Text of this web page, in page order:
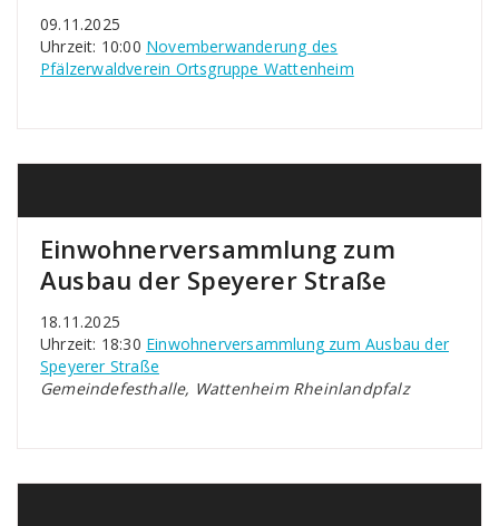
09.11.2025
Uhrzeit: 10:00 Novemberwanderung des
Pfälzerwaldverein Ortsgruppe Wattenheim
Einwohnerversammlung zum
Ausbau der Speyerer Straße
18.11.2025
Uhrzeit: 18:30 Einwohnerversammlung zum Ausbau der
Speyerer Straße
Gemeindefesthalle, Wattenheim Rheinlandpfalz